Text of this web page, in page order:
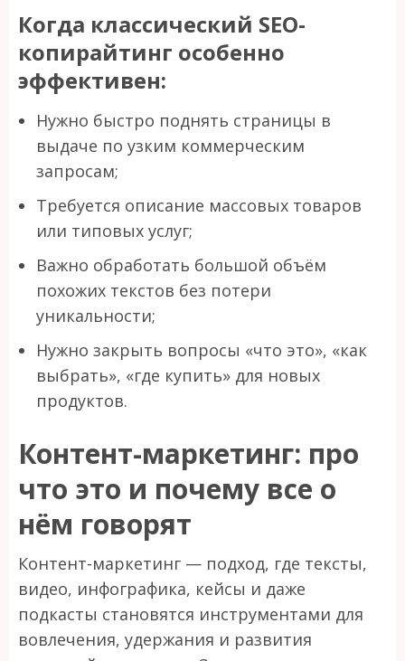
Когда классический SEO-
копирайтинг особенно
эффективен:
Нужно быстро поднять страницы в
выдаче по узким коммерческим
запросам;
Требуется описание массовых товаров
или типовых услуг;
Важно обработать большой объём
похожих текстов без потери
уникальности;
Нужно закрыть вопросы «что это», «как
выбрать», «где купить» для новых
продуктов.
Контент-маркетинг: про
что это и почему все о
нём говорят
Контент-маркетинг — подход, где тексты,
видео, инфографика, кейсы и даже
подкасты становятся инструментами для
вовлечения, удержания и развития